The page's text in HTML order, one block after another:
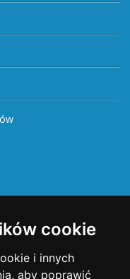
cookie
i innych
aby poprawić